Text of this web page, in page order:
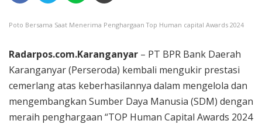
Poto Bersama Saat Menerima Penghargaan Top Human capital Awards 2024
Radarpos.com.Karanganyar – PT BPR Bank Daerah
Karanganyar (Perseroda) kembali mengukir prestasi
cemerlang atas keberhasilannya dalam mengelola dan
mengembangkan Sumber Daya Manusia (SDM) dengan
meraih penghargaan “TOP Human Capital Awards 2024